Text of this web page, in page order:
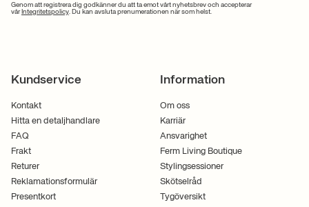
Genom att registrera dig godkänner du att ta emot vårt nyhetsbrev och accepterar
vår Integritetspolicy. Du kan avsluta prenumerationen när som helst.
Kundservice
Kontakt
Hitta en detaljhandlare
FAQ
Frakt
Returer
Reklamationsformulär
Presentkort
Information
Om oss
Karriär
Ansvarighet
Ferm Living Boutique
Stylingsessioner
Skötselråd
Tygöversikt